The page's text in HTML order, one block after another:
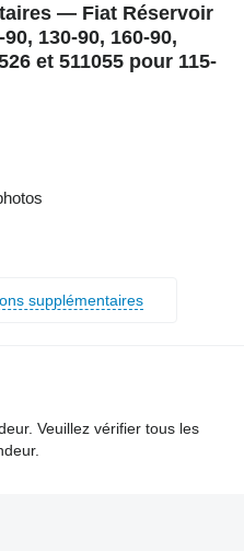
— Fiat Réservoir
130-90, 160-90,
et 511055 pour 115-
supplémentaires
Veuillez vérifier tous les